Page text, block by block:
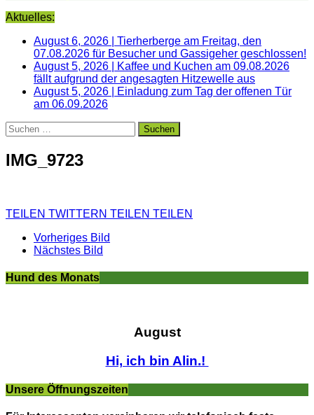
Aktuelles:
August 6, 2026
Tierherberge am Freitag, den
07.08.2026 für Besucher und Gassigeher geschlossen!
August 5, 2026
Kaffee und Kuchen am 09.08.2026
fällt aufgrund der angesagten Hitzewelle aus
August 5, 2026
Einladung zum Tag der offenen Tür
am 06.09.2026
Suchen
nach:
IMG_9723
TEILEN TWITTERN TEILEN TEILEN
Vorheriges Bild
Nächstes Bild
Hund des Monats
August
Hi, ich bin Alin.!
Unsere Öffnungszeiten